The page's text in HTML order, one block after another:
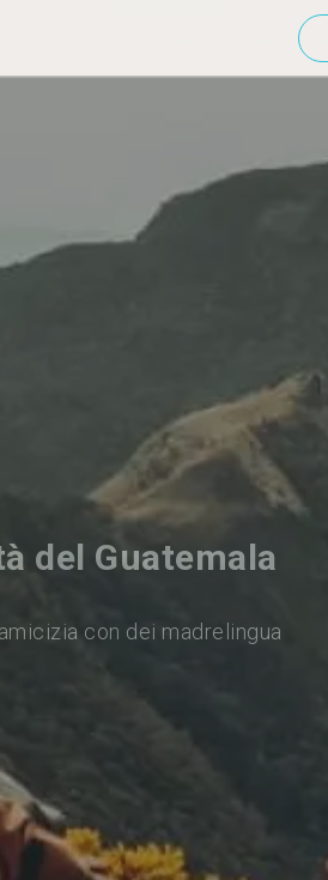
del Guatemala
con dei madrelingua